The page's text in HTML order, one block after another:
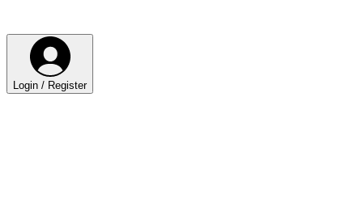
Login / Register